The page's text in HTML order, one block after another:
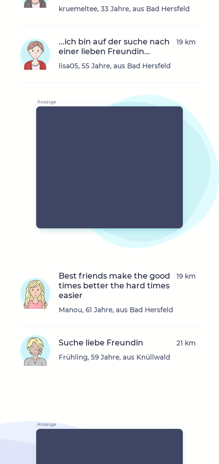
kruemeltee, 33 Jahre, aus Bad Hersfeld
...ich bin auf der suche nach
einer lieben Freundin...
lisa05, 55 Jahre, aus Bad Hersfeld
19 km
Best friends make the good
times better the hard times
easier
Manou, 61 Jahre, aus Bad Hersfeld
19 km
Suche liebe Freundin
Frühling, 59 Jahre, aus Knüllwald
21 km